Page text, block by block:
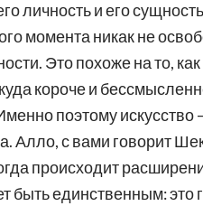
личность и его
момента никак не
Это похоже на то,
куда короче и
поэтому искусство
Алло, с вами говорит
происходит
быть единственным: